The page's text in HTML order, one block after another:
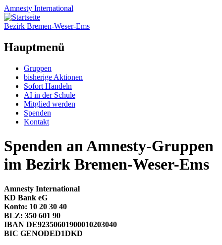
Amnesty International
Bezirk Bremen-Weser-Ems
Hauptmenü
Zum
Inhalt
springen
Gruppen
bisherige Aktionen
Sofort Handeln
AI in der Schule
Mitglied werden
Spenden
Kontakt
Spenden an Amnesty-Gruppen
im Bezirk Bremen-Weser-Ems
Amnesty International
KD Bank eG
Konto: 10 20 30 40
BLZ: 350 601 90
IBAN DE92350601900010203040
BIC GENODED1DKD